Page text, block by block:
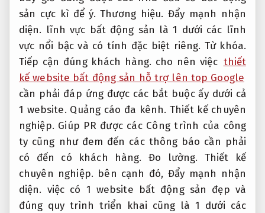
sản cực kì để ý.Thương hiệu. Đẩy mạnh nhận
diện. lĩnh vực bất động sản là 1 dưới các lĩnh
vực nổi bậc và có tính đặc biệt riêng. Từ khóa.
Tiếp cận đúng khách hàng. cho nên việc thiết
kế website bất động sản hỗ trợ lên top Google
cần phải đáp ứng được các bắt buộc ấy dưới cả
1 website. Quảng cáo đa kênh. Thiết kế chuyên
nghiệp. Giúp PR được các Công trình của công
ty cũng như đem đến các thông báo cần phải
có đến có khách hàng.Đo lường.
Thiết kế
chuyên nghiệp. bên cạnh đó, Đẩy mạnh nhận
diện. việc có 1 website bất động sản đẹp và
đúng quy trình triển khai cũng là 1 dưới các